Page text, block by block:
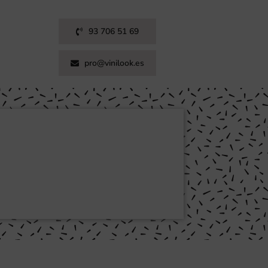
93 706 51 69
pro@vinilook.es